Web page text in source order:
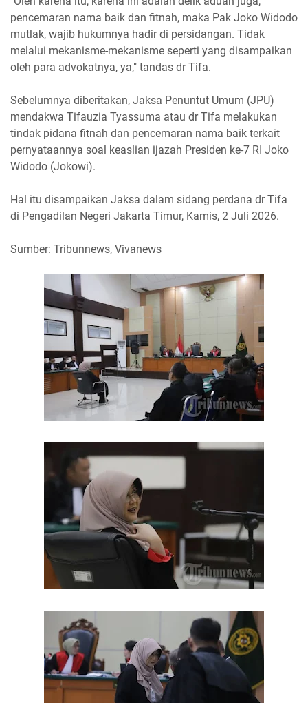
pencemaran nama baik dan fitnah, maka Pak Joko Widodo
mutlak, wajib hukumnya hadir di persidangan. Tidak
melalui mekanisme-mekanisme seperti yang disampaikan
oleh para advokatnya, ya," tandas dr Tifa.
Sebelumnya diberitakan, Jaksa Penuntut Umum (JPU)
mendakwa Tifauzia Tyassuma atau dr Tifa melakukan
tindak pidana fitnah dan pencemaran nama baik terkait
pernyataannya soal keaslian ijazah Presiden ke-7 RI Joko
Widodo (Jokowi).
Hal itu disampaikan Jaksa dalam sidang perdana dr Tifa
di Pengadilan Negeri Jakarta Timur, Kamis, 2 Juli 2026.
Sumber: Tribunnews, Vivanews